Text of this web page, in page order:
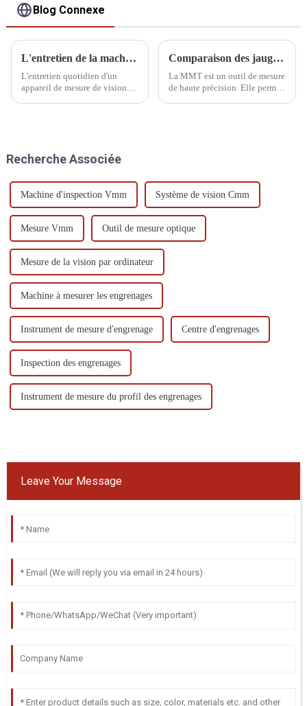
Blog Connexe
L'entretien de la machine de mesure de la vision
L'entretien quotidien d'un
appareil de mesure de vision
Comparaison des jauges et des machines à mesurer tridimensionnelles
La MMT est un outil de mesure
de haute précision. Elle permet
Recherche Associée
Machine d'inspection Vmm Système de vision Cmm
Mesure Vmm Outil de mesure optique
Mesure de la vision par ordinateur
Machine à mesurer les engrenages
Instrument de mesure d'engrenage Centre d'engrenages
Inspection des engrenages
Instrument de mesure du profil des engrenages
Leave Your Message